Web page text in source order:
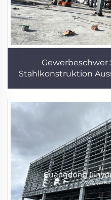
Gewerbeschwer
Stahlkonstruktion